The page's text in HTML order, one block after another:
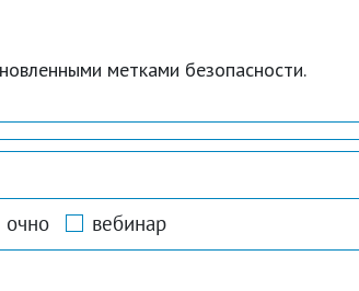
метками безопасности.
очно
вебинар